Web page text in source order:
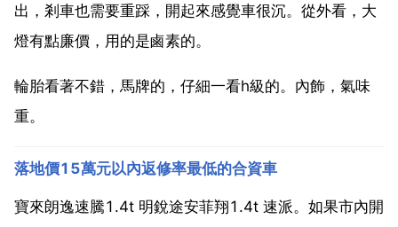
出，剎車也需要重踩，開起來感覺車很沉。從外看，大
燈有點廉價，用的是鹵素的。
輪胎看著不錯，馬牌的，仔細一看h級的。內飾，氣味
重。
落地價15萬元以內返修率最低的合資車
寶來朗逸速騰1.4t 明銳途安菲翔1.4t 速派。如果市內開